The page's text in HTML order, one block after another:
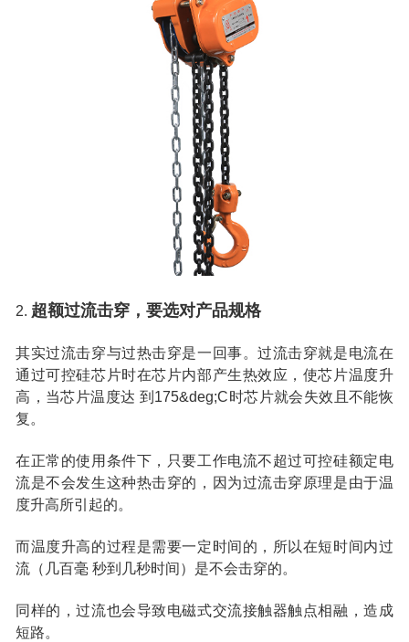
2. 超额过流击穿，要选对产品规格
其实过流击穿与过热击穿是一回事。过流击穿就是电流在
通过可控硅芯片时在芯片内部产生热效应，使芯片温度升
高，当芯片温度达 到175&deg;C时芯片就会失效且不能恢
复。
在正常的使用条件下，只要工作电流不超过可控硅额定电
流是不会发生这种热击穿的，因为过流击穿原理是由于温
度升高所引起的。
而温度升高的过程是需要一定时间的，所以在短时间内过
流（几百毫 秒到几秒时间）是不会击穿的。
同样的，过流也会导致电磁式交流接触器触点相融，造成
短路。